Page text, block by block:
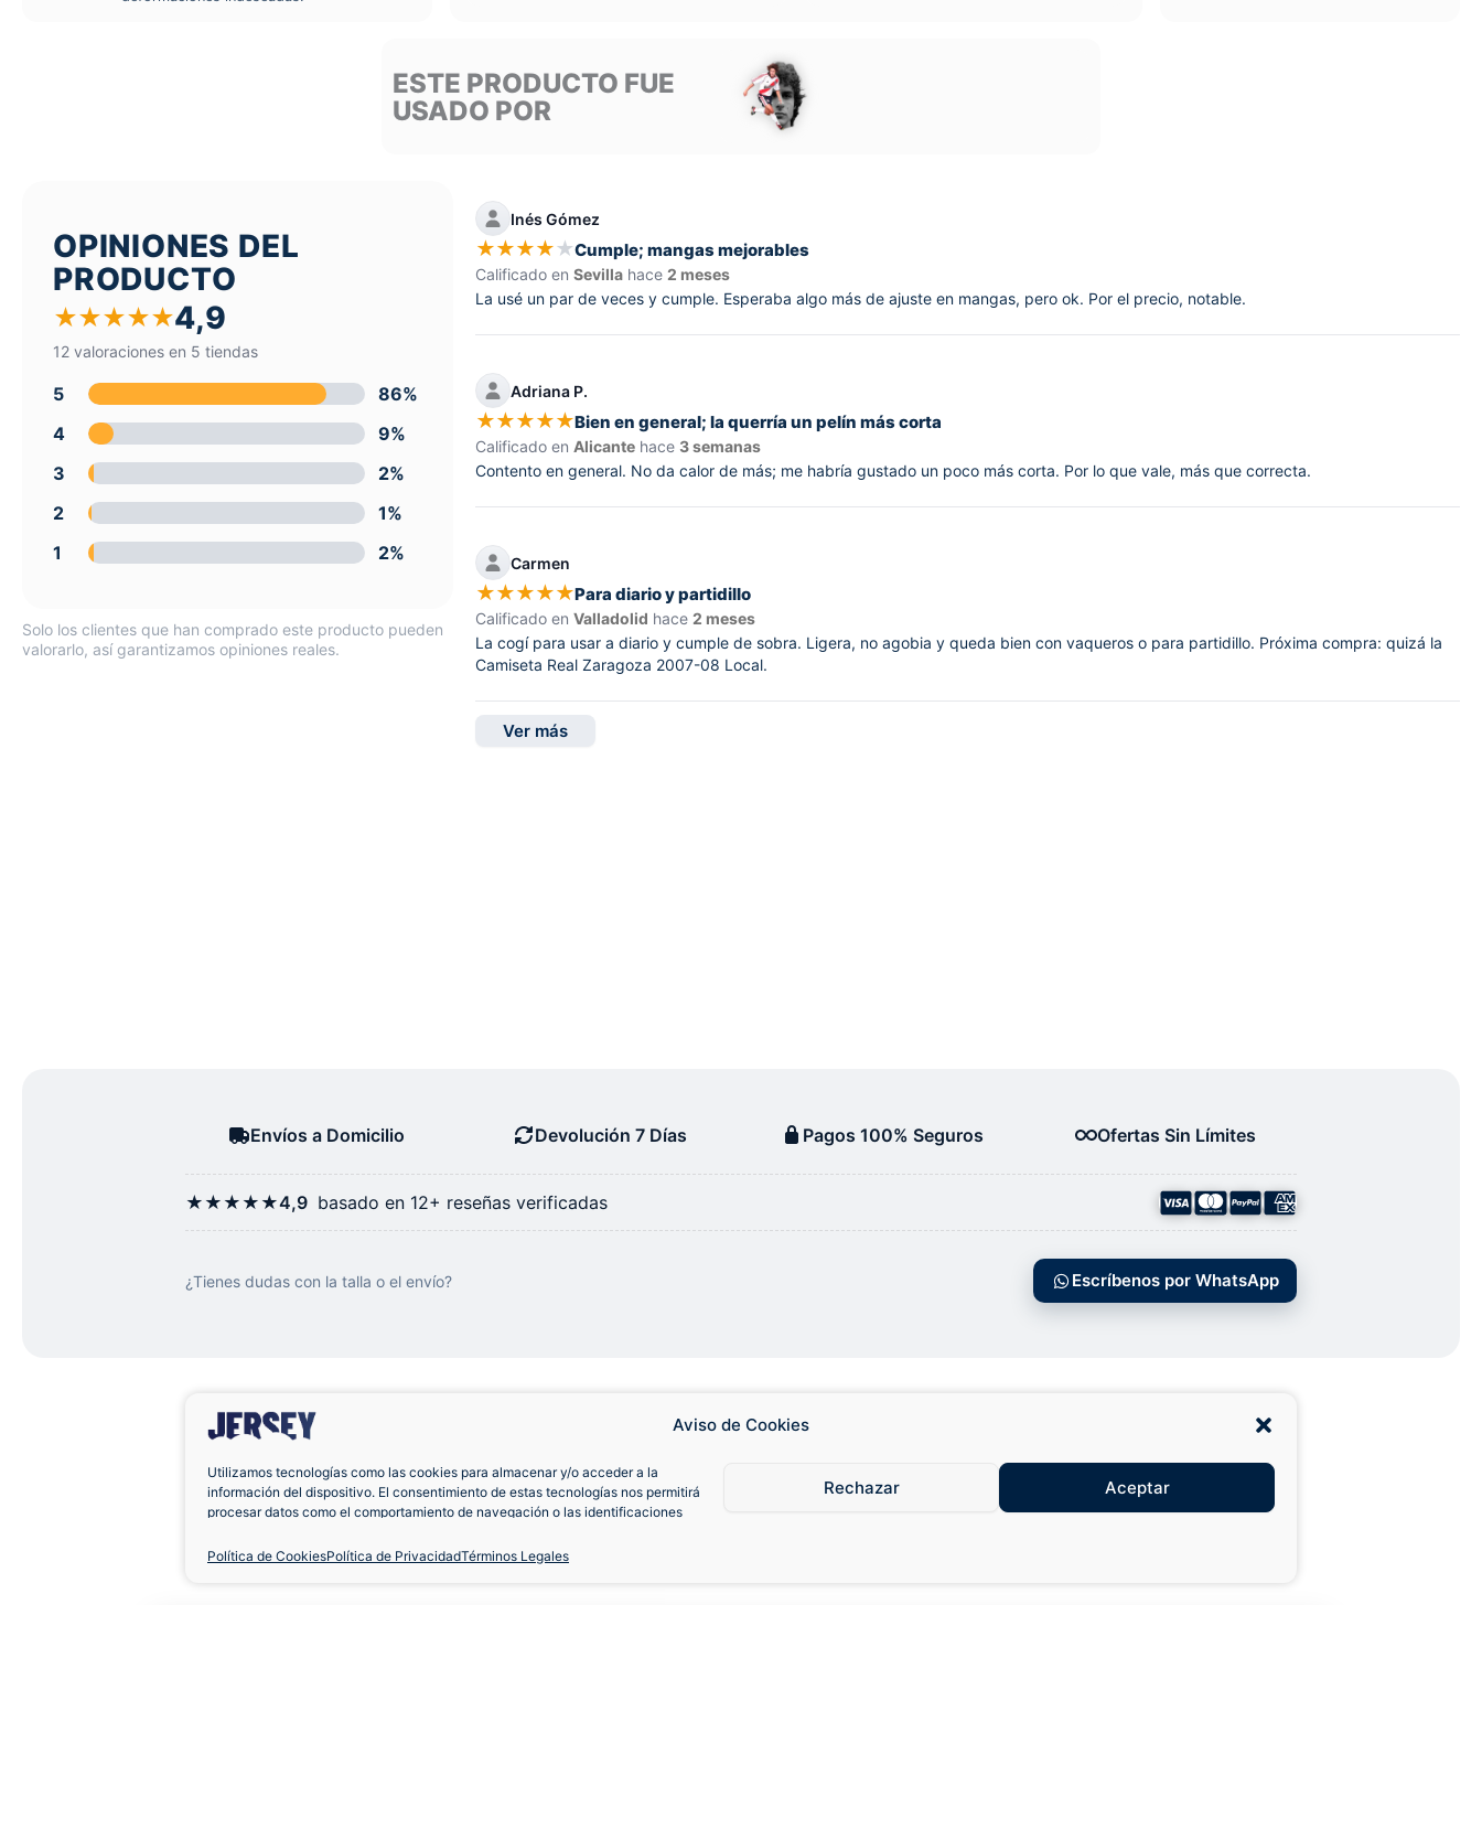
Aviso de Cookies
Utilizamos tecnologías como las cookies para almacenar y/o acceder a la
información del dispositivo. El consentimiento de estas tecnologías nos permitirá
procesar datos como el comportamiento de navegación o las identificaciones
negativamente a ciertas características y funciones.
Aceptar
Rechazar
Política de CookiesPolítica de PrivacidadTérminos Legales
ESTE PRODUCTO FUE
USADO POR
OPINIONES DEL
PRODUCTO
★★★★★4,9
12 valoraciones en 5 tiendas
5
86%
4
9%
3
2%
2
1%
1
2%
Solo los clientes que han comprado este producto pueden
valorarlo, así garantizamos opiniones reales.
Inés Gómez
★★★★★Cumple; mangas mejorables
Calificado enSevilla hace2 meses
La usé un par de veces y cumple. Esperaba algo más de ajuste en mangas, pero ok. Por el precio, notable.
Adriana P.
★★★★★Bien en general; la querría un pelín más corta
Calificado en Alicante hace 3 semanas
Contento en general. No da calor de más; me habría gustado un poco más corta. Por lo que vale, más que correcta.
Carmen
★★★★★Para diario y partidillo
Calificado enValladolid hace2 meses
La cogí para usar a diario y cumple de sobra. Ligera, no agobia y queda bien con vaqueros o para partidillo. Próxima compra: quizá la
Camiseta Real Zaragoza 2007-08 Local.
Ver más
Envíos a Domicilio Devolución 7 Días Pagos 100% Seguros Ofertas Sin Límites
★★★★★4,9 basado en 12+ reseñas verificadas
¿Tienes dudas con la talla o el envío? Escríbenos por WhatsApp